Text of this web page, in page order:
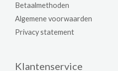
Betaalmethoden
Algemene voorwaarden
Privacy statement
Klantenservice